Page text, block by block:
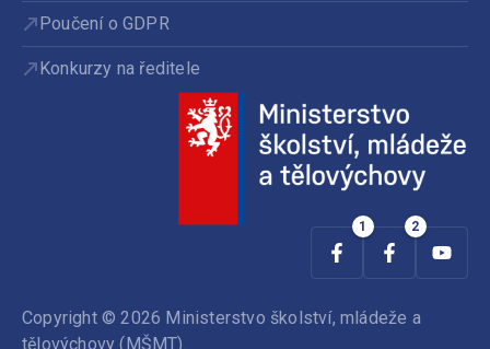
Poučení o GDPR
Konkurzy na ředitele
Copyright © 2026 Ministerstvo školství, mládeže a
tělovýchovy (MŠMT).